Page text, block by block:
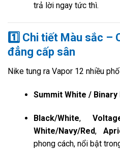
trả lời ngay tức thì.
1️⃣ Chi tiết Màu sắc –
đẳng cấp sân
Nike tung ra Vapor 12 nhiều
Summit White / Binary
Black/White,
White/Navy/Red,
phong cách, nổi bật